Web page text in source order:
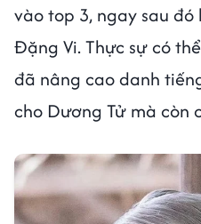
vào top 3, ngay sau
Đặng Vi. Thực sự có
đã nâng cao danh
cho Dương Tử mà còn